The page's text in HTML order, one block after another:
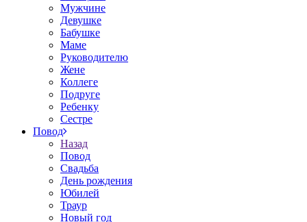
Мужчине
Девушке
Бабушке
Маме
Руководителю
Жене
Коллеге
Подруге
Ребенку
Сестре
Повод
Назад
Повод
Свадьба
День рождения
Юбилей
Траур
Новый год